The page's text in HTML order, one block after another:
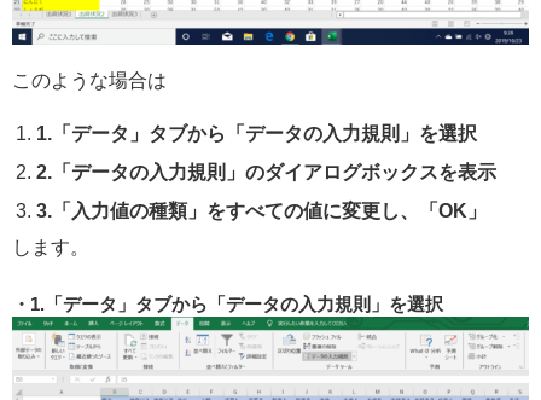
このような場合は
1.「データ」タブから「データの入力規則」を選択
2.「データの入力規則」のダイアログボックスを表示
3.「入力値の種類」をすべての値に変更し、「OK」
します。
1.「データ」タブから「データの入力規則」を選択